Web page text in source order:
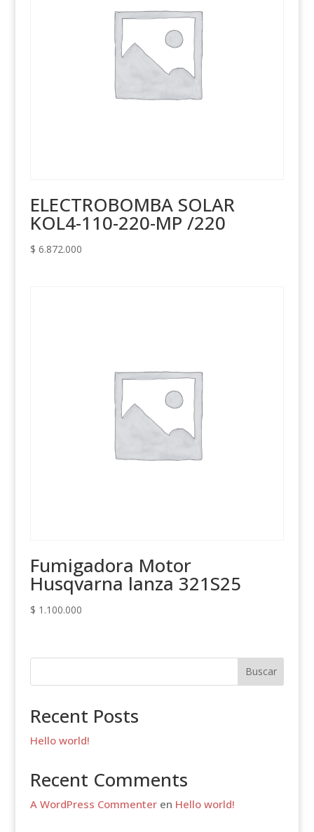
ELECTROBOMBA SOLAR
KOL4-110-220-MP /220
$ 6.872.000
Fumigadora Motor
Husqvarna lanza 321S25
$ 1.100.000
Buscar
Recent Posts
Hello world!
Recent Comments
A WordPress Commenteren Hello world!